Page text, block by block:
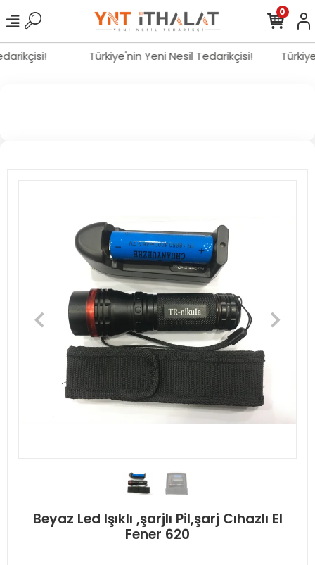
Türkiye'nin Yeni Nesil Tedarikçisi!
0
Beyaz Led Işıklı ,şarjlı Pil,şarj Cıhazlı El
Fener 620